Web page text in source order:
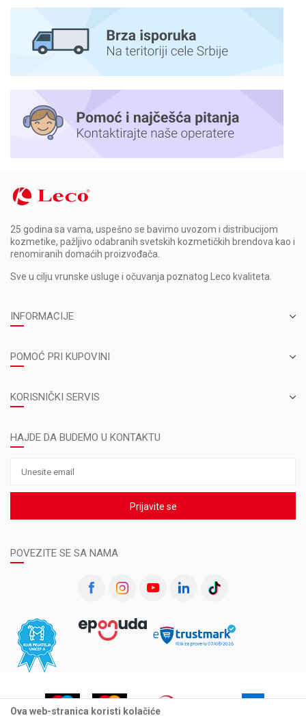
25 godina sa vama, uspešno se bavimo uvozom i distribucijom
kozmetike, pažljivo odabranih svetskih kozmetičkih brendova kao i
renomiranih domaćih proizvođača.
Sve u cilju vrunske usluge i očuvanja poznatog Leco kvaliteta.
INFORMACIJE
POMOĆ PRI KUPOVINI
KORISNIČKI SERVIS
HAJDE DA BUDEMO U KONTAKTU
Prijavite se
POVEZITE SE SA NAMA
Ova web-stranica koristi kolačiće